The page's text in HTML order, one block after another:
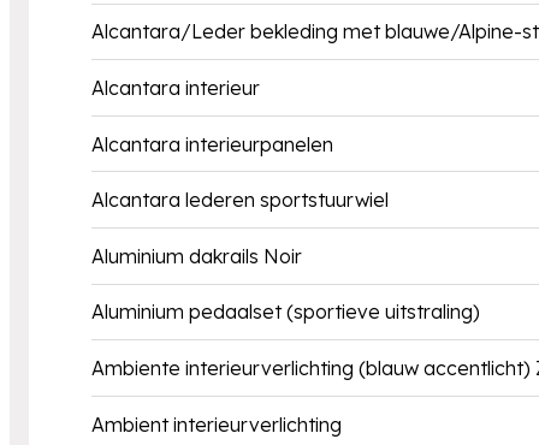
Alcantara/Leder bekleding met blauwe/Alpine-
Alcantara interieur
Alcantara interieurpanelen
Alcantara lederen sportstuurwiel
Aluminium dakrails Noir
Aluminium pedaalset (sportieve uitstraling)
Ambiente interieurverlichting (blauw
Ambient interieurverlichting